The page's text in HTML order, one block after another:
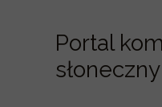
Portal